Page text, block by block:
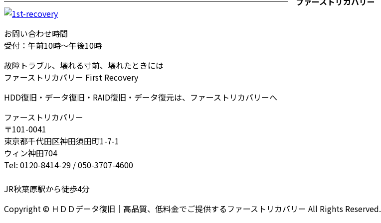
お問い合わせ時間
受付：午前10時～午後10時
故障トラブル、壊れる寸前、壊れたときには
ファーストリカバリー First Recovery
HDD復旧・データ復旧・RAID復旧・データ復元は、ファーストリカバリーへ
ファーストリカバリー
〒101-0041
東京都千代田区神田須田町1-7-1
ウィン神田704
Tel: 0120-8414-29 / 050-3707-4600
JR秋葉原駅から徒歩4分
Copyright © ＨＤＤデータ復旧｜高品質、低料金でご提供するファーストリカバリー All Rights Reserved.